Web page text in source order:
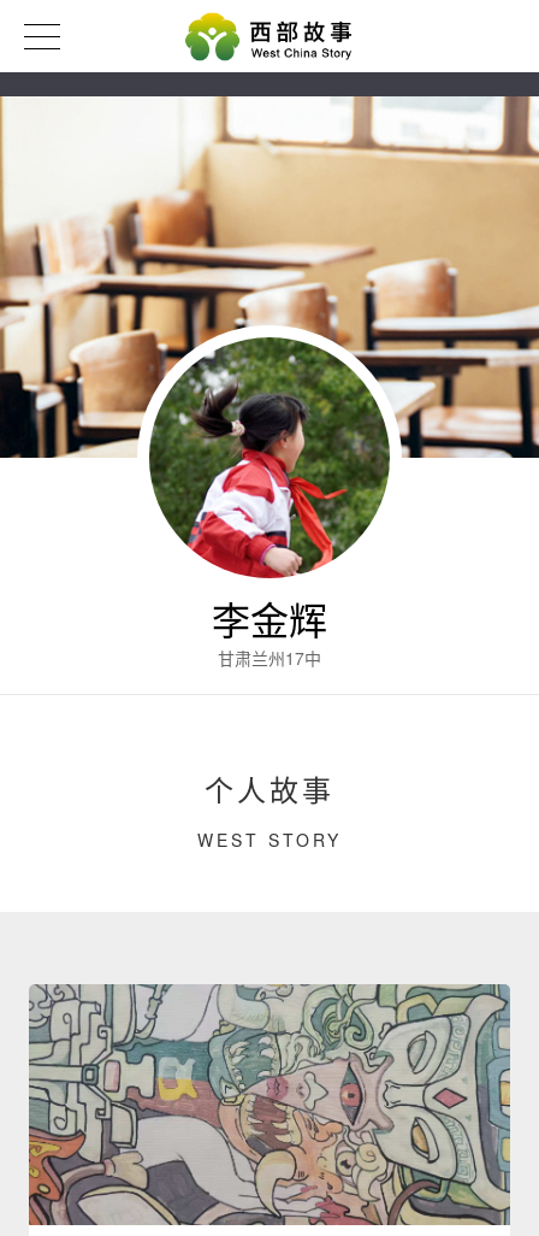
李金辉
甘肃兰州17中
个人故事
WEST STORY